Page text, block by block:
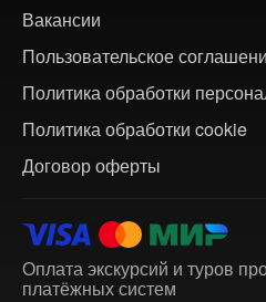
Вакансии
Пользовательское
Политика обработки
Политика обработки cookie
Договор оферты
Оплата экскурсий и туров
платёжных систем